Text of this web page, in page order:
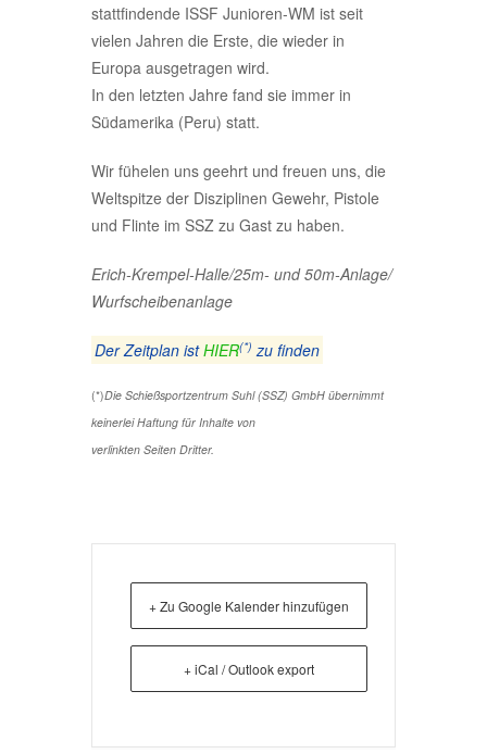
stattfindende ISSF Junioren-WM ist seit
vielen Jahren die Erste, die wieder in
Europa ausgetragen wird.
In den letzten Jahre fand sie immer in
Südamerika (Peru) statt.
Wir fühelen uns geehrt und freuen uns, die
Weltspitze der Disziplinen Gewehr, Pistole
und Flinte im SSZ zu Gast zu haben.
Erich-Krempel-Halle/25m- und 50m-Anlage/
Wurfscheibenanlage
Der Zeitplan istHIER(*) zu finden
(*)Die Schießsportzentrum Suhl (SSZ) GmbH übernimmt
keinerlei Haftung für Inhalte von
verlinkten Seiten Dritter.
+ Zu Google Kalender hinzufügen
+ iCal / Outlook export